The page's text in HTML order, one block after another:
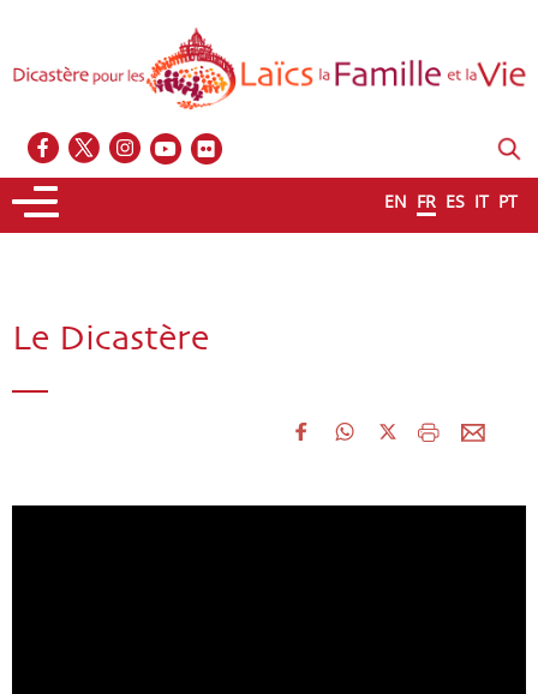
EN FR ES IT PT
Le Dicastère